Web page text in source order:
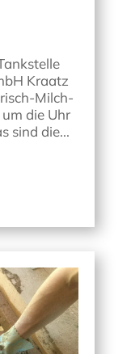
Kraatz
Milch-
die Uhr
sind die...